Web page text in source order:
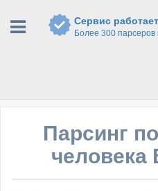
Сервис
Более 300
Парсинг
человека